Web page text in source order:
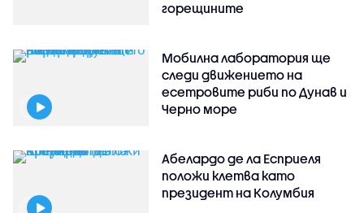
горещините
Мобилна лаборатория ще
следи движението на
есетровите риби по Дунав и
Черно море
Абелардо де ла Есприеля
положи клетва като
президент на Колумбия